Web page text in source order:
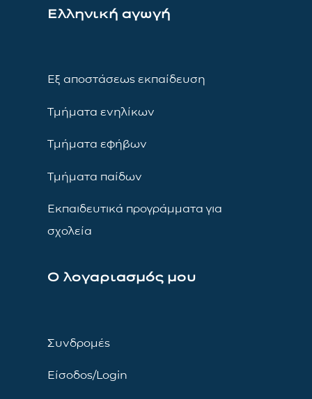
Ελληνική αγωγή
Εξ αποστάσεως εκπαίδευση
Τμήματα ενηλίκων
Τμήματα εφήβων
Τμήματα παίδων
Εκπαιδευτικά προγράμματα για
σχολεία
Ο λογαριασμός μου
Συνδρομές
Είσοδος/Login